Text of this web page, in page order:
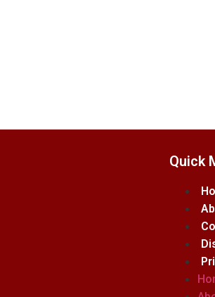
Quick